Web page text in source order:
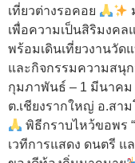
เที่ยวต่างรอคอย
เพื่อความเป็นสิริมงค
พร้อมเดินเที่ยวงานวั
และกิจกรรมความสนุ
กุมภาพันธ์ – 1 มีนาคม
ต.เชียงรากใหญ่ อ.สา
พิธีกราบไหว้ขอพร
เวทีการแสดง ดนตรี แ